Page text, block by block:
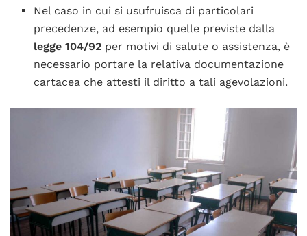
Nel caso in cui si usufruisca di particolari
precedenze, ad esempio quelle previste dalla
legge 104/92 per motivi di salute o assistenza, è
necessario portare la relativa documentazione
cartacea che attesti il diritto a tali agevolazioni.